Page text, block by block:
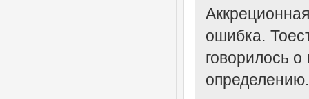
ошибка.
говорилось о